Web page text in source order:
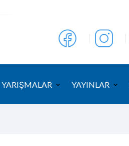
YARIŞMALAR YAYINLAR